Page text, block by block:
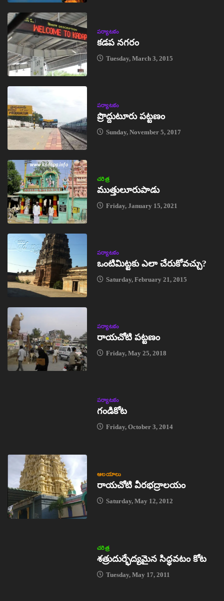
పర్యాటకం
కడప నగరం
Tuesday, March 3, 2015
పర్యాటకం
ప్రొద్దుటూరు పట్టణం
Sunday, November 5, 2017
చరిత్ర
ముత్తులూరుపాడు
Friday, January 15, 2021
పర్యాటకం
ఒంటిమిట్టకు ఎలా చేరుకోవచ్చు?
Saturday, February 21, 2015
పర్యాటకం
రాయచోటి పట్టణం
Friday, May 25, 2018
పర్యాటకం
గండికోట
Friday, October 3, 2014
ఆలయాలు
రాయచోటి వీరభద్రాలయం
Saturday, May 12, 2012
చరిత్ర
శత్రుదుర్భేద్యమైన సిద్ధవటం కోట
Tuesday, May 17, 2011